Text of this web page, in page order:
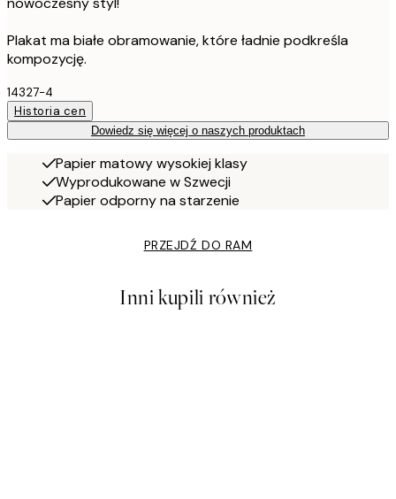
Plakat ma białe obramowanie, które ładnie podkreśla
kompozycję.
14327-4
Historia cen
Dowiedz się więcej o naszych produktach
Papier matowy wysokiej klasy
Wyprodukowane w Szwecji
Papier odporny na starzenie
PRZEJDŹ DO RAM
Inni kupili również